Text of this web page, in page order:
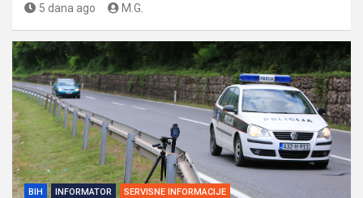
5 dana ago M.G.
BIH INFORMATOR SERVISNE INFORMACIJE